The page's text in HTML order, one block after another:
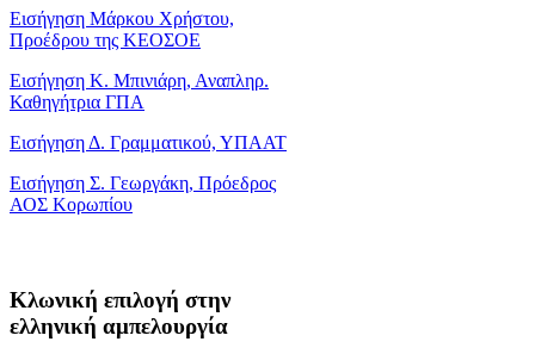
Εισήγηση Μάρκου Χρήστου,
Προέδρου της ΚΕΟΣΟΕ
Εισήγηση Κ. Μπινιάρη, Αναπληρ.
Καθηγήτρια ΓΠΑ
Εισήγηση Δ. Γραμματικού, ΥΠΑΑΤ
Εισήγηση Σ. Γεωργάκη, Πρόεδρος
ΑΟΣ Κορωπίου
Κλωνική επιλογή στην
ελληνική αμπελουργία